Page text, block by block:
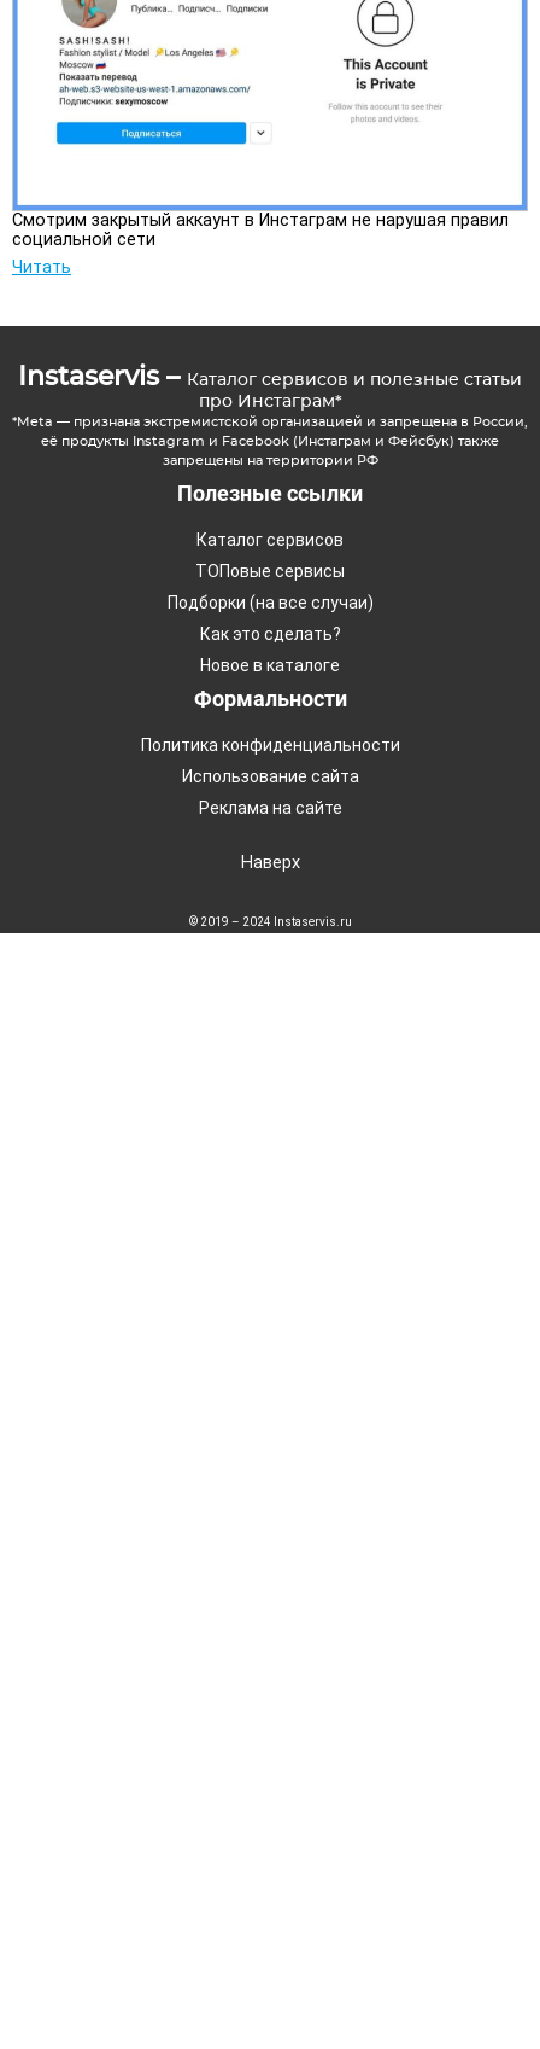
Смотрим закрытый аккаунт в Инстаграм не нарушая правил
социальной сети
Читать
Instaservis – Каталог сервисов и полезные статьи
про Инстаграм*
*Meta — признана экстремистской организацией и запрещена в России,
её продукты Instagram и Facebook (Инстаграм и Фейсбук) также
запрещены на территории РФ
Полезные ссылки
Каталог сервисов
ТОПовые сервисы
Подборки (на все случаи)
Как это сделать?
Новое в каталоге
Формальности
Политика конфиденциальности
Использование сайта
Реклама на сайте
Наверх
© 2019 – 2024 Instaservis.ru